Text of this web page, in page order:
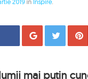
Distribuie
Tweet
mai putin